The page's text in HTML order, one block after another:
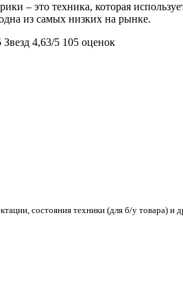
– это техника, которая
из самых низких на рынке.
4,63/5 105 оценок
состояния техники (для б/у товара) и